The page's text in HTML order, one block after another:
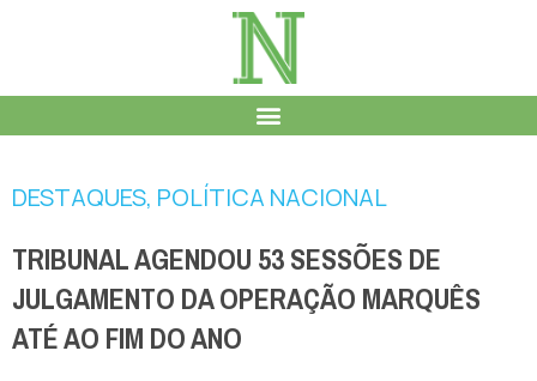
DESTAQUES, POLÍTICA NACIONAL
TRIBUNAL AGENDOU 53 SESSÕES DE
JULGAMENTO DA OPERAÇÃO MARQUÊS
ATÉ AO FIM DO ANO